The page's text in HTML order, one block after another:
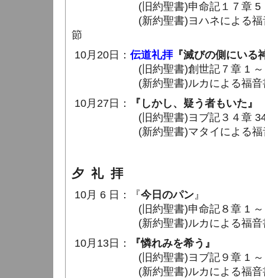
(旧約聖書)申命記１７ 章 5
(新約聖書)ヨハネによる福音
節
10月20日： 伝道礼拝『滅びの側にいる
(旧約聖書)創世記７章 1 ～
(新約聖書)ルカによる福音書
10月27日：
『しかし、疑う者もいた』
(旧約聖書)ヨブ記３４ 章
(新約聖書)マタイによる福音
夕 礼 拝
10月 6 日：『今日のパン』
(旧約聖書)申命記８章 1 ～
(新約聖書)ルカによる福音書
10月13日：
『憐れみを希う』
(旧約聖書)ヨブ記９章 1 ～
(新約聖書)ルカによる福音書